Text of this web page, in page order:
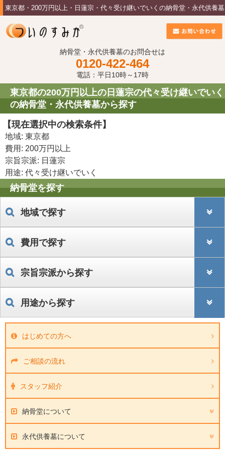
東京都・200万円以上・日蓮宗・代々受け継いでいくの納骨堂・永代供養墓
納骨堂・永代供養墓のお問合せは
0120-422-464
電話：平日10時～17時
東京都の200万円以上の日蓮宗の代々受け継いでいく
の納骨堂・永代供養墓から探す
【現在選択中の検索条件】
地域: 東京都
費用: 200万円以上
宗旨宗派: 日蓮宗
用途: 代々受け継いでいく
納骨堂を探す
地域で探す
費用で探す
宗旨宗派から探す
用途から探す
はじめての方へ
ご相談の流れ
スタッフ紹介
納骨堂について
永代供養墓について